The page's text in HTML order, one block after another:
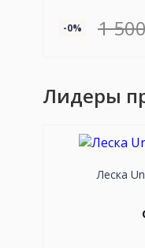
-0% 1
Лидеры
Леска